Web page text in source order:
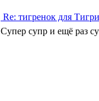
Re: тигренок для
Супер супр и ещё раз